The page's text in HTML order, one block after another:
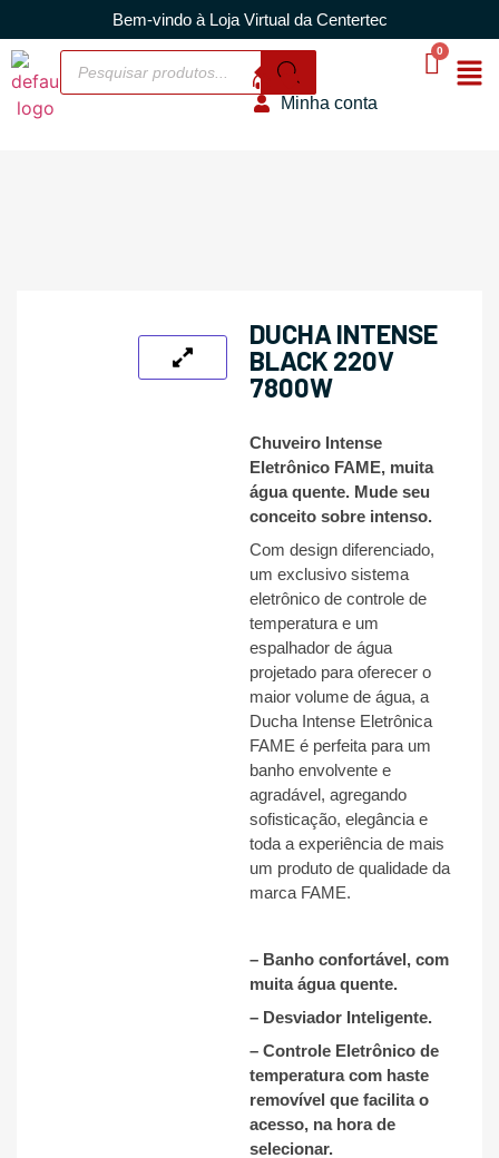
Bem-vindo à Loja Virtual da Centertec
Minha conta
DUCHA INTENSE
BLACK 220V
7800W
Chuveiro Intense
Eletrônico FAME, muita
água quente. Mude seu
conceito sobre intenso.
Com design diferenciado,
um exclusivo sistema
eletrônico de controle de
temperatura e um
espalhador de água
projetado para oferecer o
maior volume de água, a
Ducha Intense Eletrônica
FAME é perfeita para um
banho envolvente e
agradável, agregando
sofisticação, elegância e
toda a experiência de mais
um produto de qualidade da
marca FAME.
– Banho confortável, com
muita água quente.
– Desviador Inteligente.
– Controle Eletrônico de
temperatura com haste
removível que facilita o
acesso, na hora de
selecionar.